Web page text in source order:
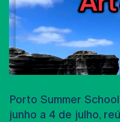
Porto Summer
junho a 4 de julho,